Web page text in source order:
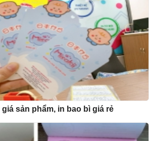
giá sản phẩm, in bao bì giá rẻ